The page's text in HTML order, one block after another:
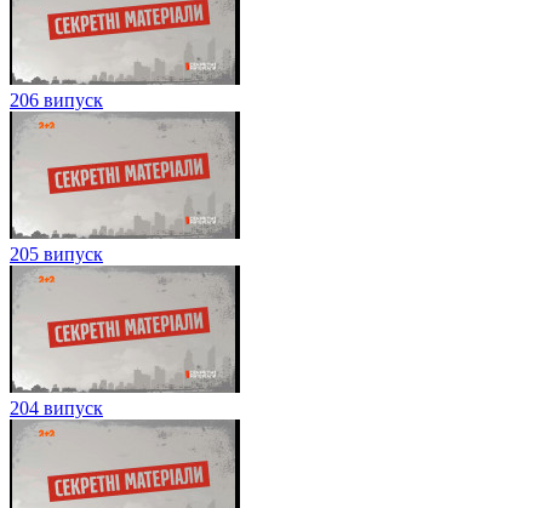
206 випуск
205 випуск
204 випуск